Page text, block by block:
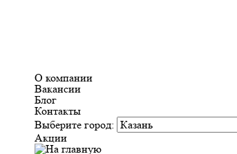
О компании
Вакансии
Блог
Контакты
Выберите город:
Акции